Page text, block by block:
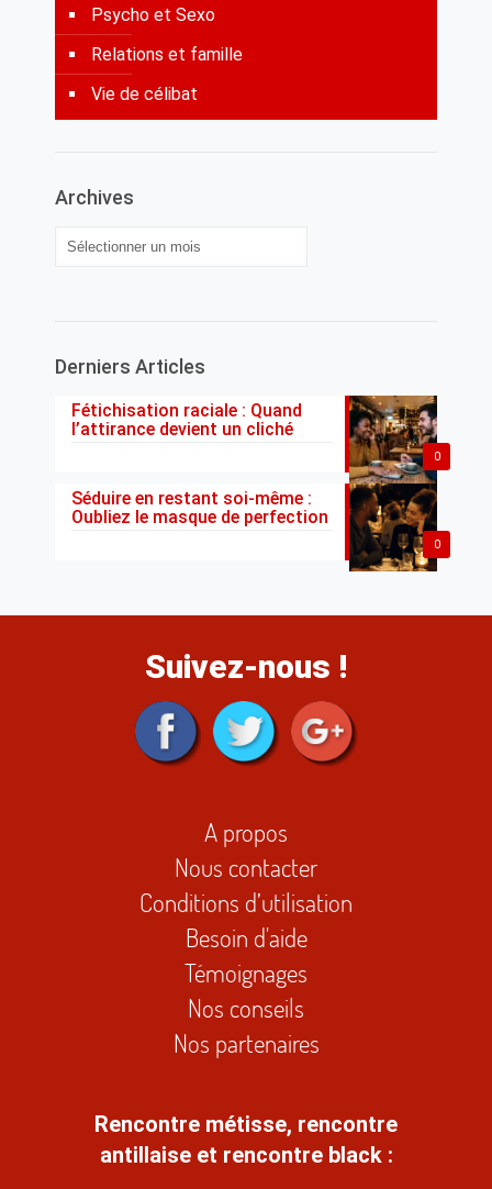
Psycho et Sexo
Relations et famille
Vie de célibat
Archives
Archives
Derniers Articles
0
Fétichisation raciale : Quand
l’attirance devient un cliché
0
Séduire en restant soi-même :
Oubliez le masque de perfection
Suivez-nous !
A propos
Nous contacter
Conditions d’utilisation
Besoin d'aide
Témoignages
Nos conseils
Nos partenaires
Rencontre métisse, rencontre
antillaise et rencontre black :